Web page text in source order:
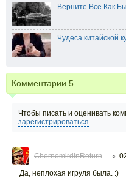
Верните Всё Как
Чудеса китайской
Комментарии 5
Чтобы писать и оценивать
зарегистрироваться
ChernomirdinReturn ○
Да, неплохая игруля была. :)